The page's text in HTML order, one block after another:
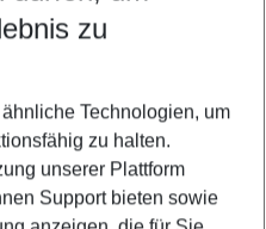
Nächte zu
Technologien, um
zu halten.
unserer Plattform
Support bieten sowie